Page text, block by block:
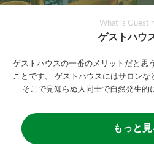
What is Guest
ゲストハウ
ゲストハウスの一番のメリットだと思
ことです。
ゲストハウスにはサロンな
そこで見知らぬ人同士で自然発生的
もっと見